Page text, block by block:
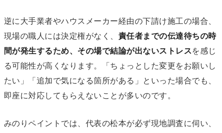
逆に大手業者やハウスメーカー経由の下請け施工の場合、
現場の職人には決定権がなく、 責任者までの伝達待ちの時
間が発生するため、その場で結論が出ないストレスを感じ
る可能性が高くなります。「ちょっとした変更をお願いし
たい」「追加で気になる箇所がある」といった場合でも、
即座に対応してもらえないことが多いのです。
みのりペイントでは、代表の松本が必ず現地調査に伺い、